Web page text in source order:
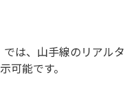
では、山手線のリアルタ
可能です。